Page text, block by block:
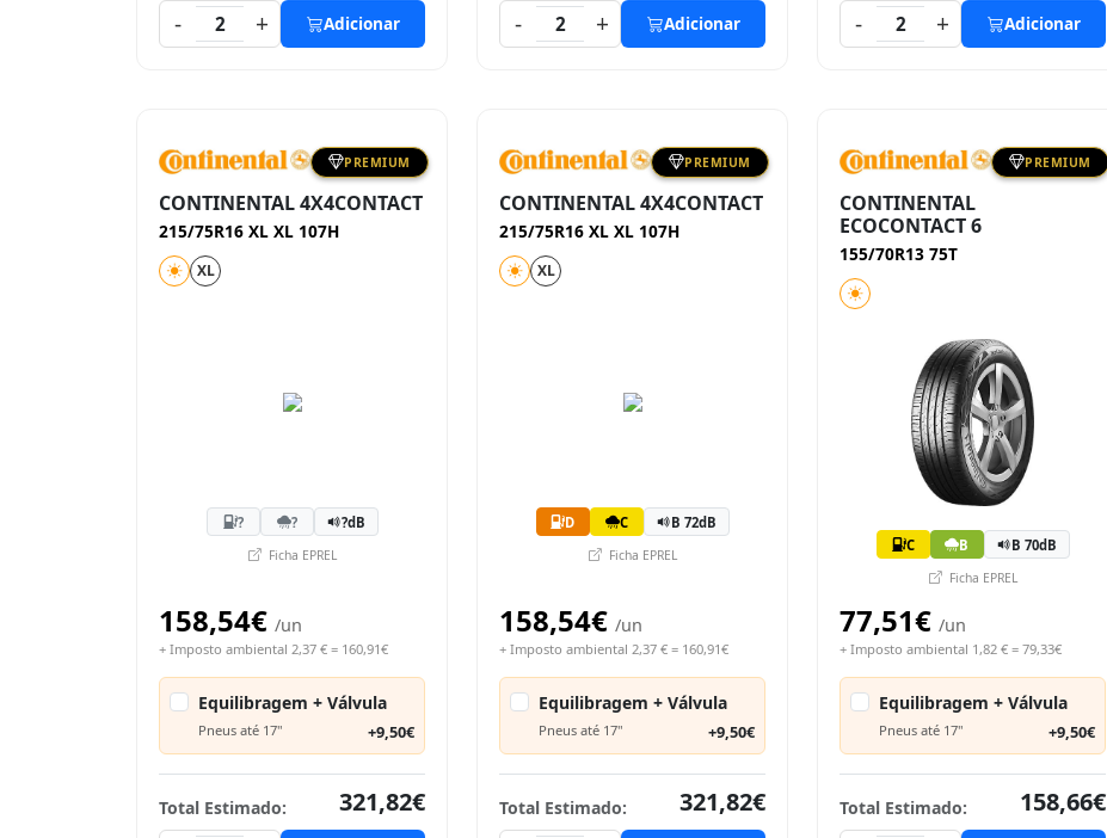
-
2 + Adicionar
-
2 + Adicionar
-
2 + Adicionar
PREMIUM
CONTINENTAL 4X4CONTACT
215/75R16 XL XL 107H
XL
? ? ?dB
Ficha EPREL
158,54€ /un
+ Imposto ambiental 2,37 € = 160,91€
Equilibragem + Válvula
Pneus até 17" +9,50€
Total Estimado:
321,82€
PREMIUM
CONTINENTAL 4X4CONTACT
215/75R16 XL XL 107H
XL
D C B 72dB
Ficha EPREL
158,54€ /un
+ Imposto ambiental 2,37 € = 160,91€
Equilibragem + Válvula
Pneus até 17" +9,50€
Total Estimado:
321,82€
PREMIUM
CONTINENTAL
ECOCONTACT 6
155/70R13 75T
C B B 70dB
Ficha EPREL
77,51€ /un
+ Imposto ambiental 1,82 € = 79,33€
Equilibragem + Válvula
Pneus até 17" +9,50€
Total Estimado:
158,66€